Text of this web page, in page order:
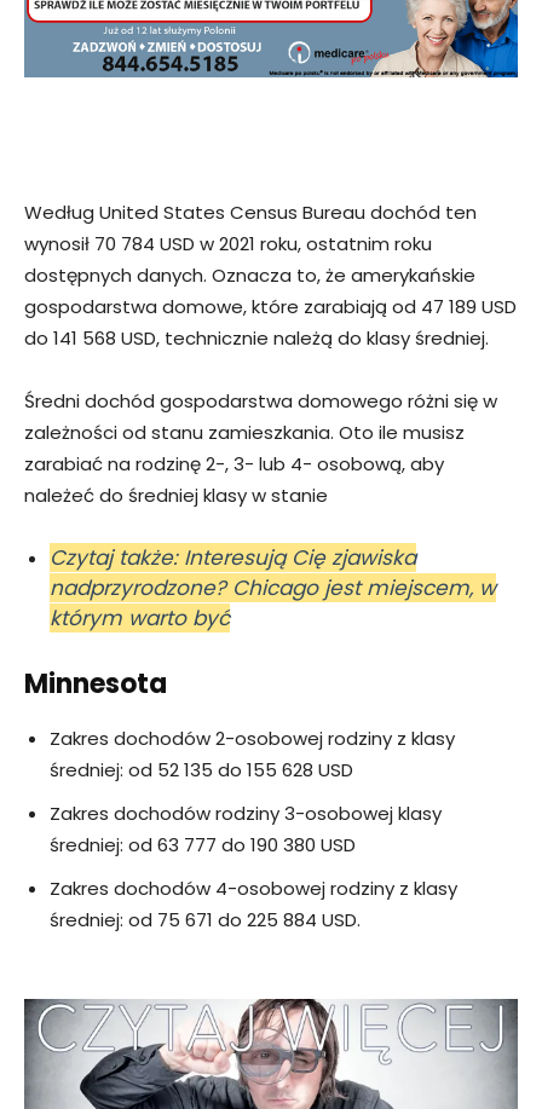
Według United States Census Bureau dochód ten
wynosił 70 784 USD w 2021 roku, ostatnim roku
dostępnych danych. Oznacza to, że amerykańskie
gospodarstwa domowe, które zarabiają od 47 189 USD
do 141 568 USD, technicznie należą do klasy średniej.
Średni dochód gospodarstwa domowego różni się w
zależności od stanu zamieszkania. Oto ile musisz
zarabiać na rodzinę 2-, 3- lub 4- osobową, aby
należeć do średniej klasy w stanie
Czytaj także: Interesują Cię zjawiska
nadprzyrodzone? Chicago jest miejscem, w
którym warto być
Minnesota
Zakres dochodów 2-osobowej rodziny z klasy
średniej: od 52 135 do 155 628 USD
Zakres dochodów rodziny 3-osobowej klasy
średniej: od 63 777 do 190 380 USD
Zakres dochodów 4-osobowej rodziny z klasy
średniej: od 75 671 do 225 884 USD.